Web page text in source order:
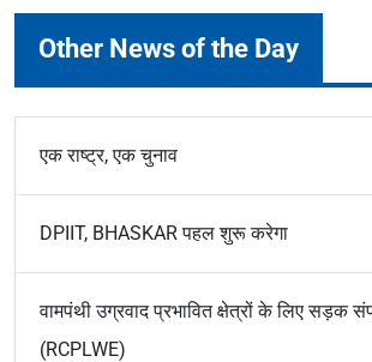
Other News of the Day
एक राष्ट्र, एक चुनाव
DPIIT, BHASKAR पहल शुरू करेगा
वामपंथी उग्रवाद प्रभावित क्षेत्रों के लिए सड़क
(RCPLWE)